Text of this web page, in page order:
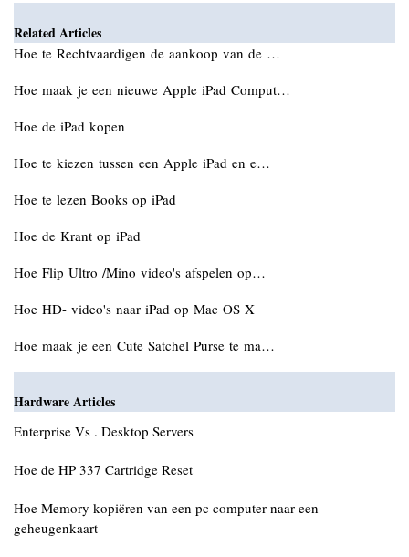
Related Articles
Hoe te Rechtvaardigen de aankoop van de …
Hoe maak je een nieuwe Apple iPad Comput…
Hoe de iPad kopen
Hoe te kiezen tussen een Apple iPad en e…
Hoe te lezen Books op iPad
Hoe de Krant op iPad
Hoe Flip Ultro /Mino video's afspelen op…
Hoe HD- video's naar iPad op Mac OS X
Hoe maak je een Cute Satchel Purse te ma…
Hardware Articles
Enterprise Vs . Desktop Servers
Hoe de HP 337 Cartridge Reset
Hoe Memory kopiëren van een pc computer naar een
geheugenkaart